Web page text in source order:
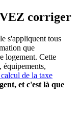
corriger
s'appliquent tous
que
logement. Cette
équipements,
de la taxe
et c'est là que